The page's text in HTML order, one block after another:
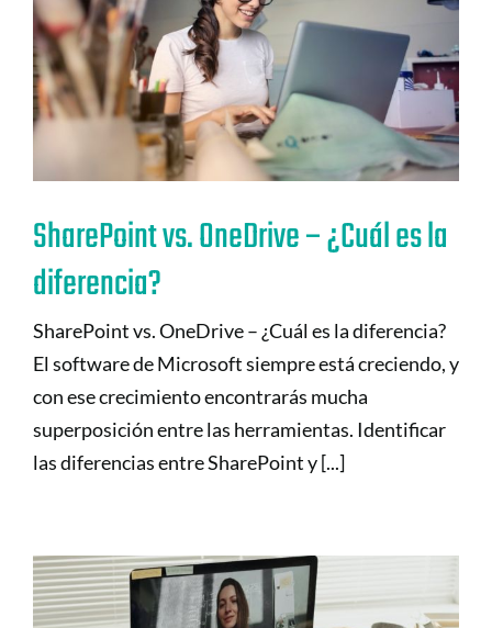
SharePoint vs. OneDrive – ¿Cuál es la
diferencia?
SharePoint vs. OneDrive – ¿Cuál es la diferencia?
El software de Microsoft siempre está creciendo, y
con ese crecimiento encontrarás mucha
superposición entre las herramientas. Identificar
las diferencias entre SharePoint y [...]